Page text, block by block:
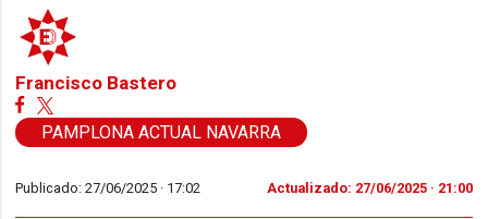
Francisco Bastero
PAMPLONA ACTUAL NAVARRA
Publicado: 27/06/2025 · 17:02 Actualizado: 27/06/2025 · 21:00